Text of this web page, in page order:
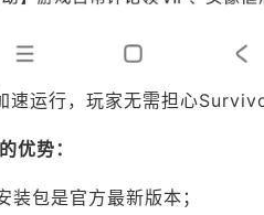
运行，玩家无需担心
势：
包是官方最新版本；